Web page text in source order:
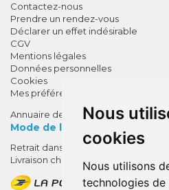
Nous
cookies
Nous utilisons
technologies
Contactez-nous
Prendre un rendez-vous
Déclarer un effet indésirable
CGV
Mentions légales
Données personnelles
Cookies
Mes préférences Cookies
Annuaire des pharmacies
Mode de livraison
Retrait dans la pharmacie
Livraison chez vous
SUR